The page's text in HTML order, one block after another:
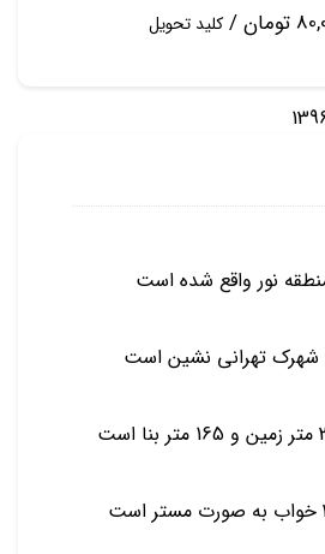
کلید تحویل
نور واقع شده است
شهرک تهرانی نشین است